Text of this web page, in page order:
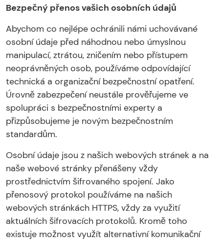
Bezpečný přenos vašich osobních údajů
Abychom co nejlépe ochránili námi uchovávané
osobní údaje před náhodnou nebo úmyslnou
manipulací, ztrátou, zničením nebo přístupem
neoprávněných osob, používáme odpovídající
technická a organizační bezpečnostní opatření.
Úrovně zabezpečení neustále prověřujeme ve
spolupráci s bezpečnostními experty a
přizpůsobujeme je novým bezpečnostním
standardům.
Osobní údaje jsou z našich webových stránek a na
naše webové stránky přenášeny vždy
prostřednictvím šifrovaného spojení. Jako
přenosový protokol používáme na našich
webových stránkách HTTPS, vždy za využití
aktuálních šifrovacích protokolů. Kromě toho
existuje možnost využít alternativní komunikační